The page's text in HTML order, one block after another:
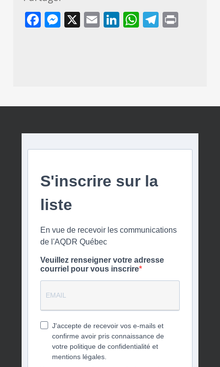
Facebook
Messenger
X EmailLinkedIn
WhatsApp
Print
S'inscrire sur la
liste
En vue de recevoir les communications
de l'AQDR Québec
Veuillez renseigner votre adresse
courriel pour vous inscrire
J'accepte de recevoir vos e-mails et
confirme avoir pris connaissance de
votre politique de confidentialité et
mentions légales.